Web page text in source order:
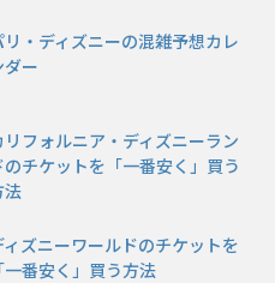
リ・ディズニーの混雑予想カレ
ダー
リフォルニア・ディズニーラン
のチケットを「一番安く」買う
法
ィズニーワールドのチケットを
「一番安く」買う方法